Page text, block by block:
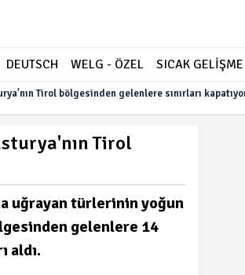
DEUTSCH WELG - ÖZEL SICAK GELİŞME
Tirol bölgesinden gelenlere sınırları
Tirol
uğrayan türlerinin yoğun
gelenlere 14
aldı.